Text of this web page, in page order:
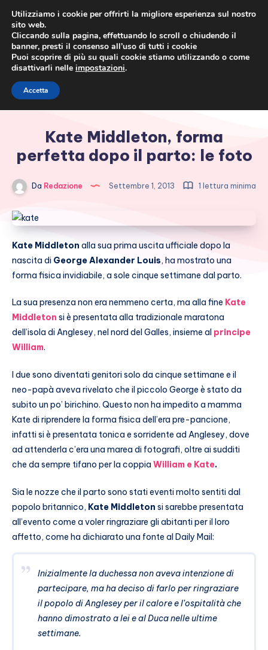
Kate Middleton, forma
perfetta dopo il parto: le foto
Da Redazione Settembre 1, 2013 1 lettura minima
Kate Middleton alla sua prima uscita ufficiale dopo la
nascita di George Alexander Louis, ha mostrato una
forma fisica invidiabile, a sole cinque settimane dal parto.
La sua presenza non era nemmeno certa, ma alla fine Kate
Middleton si è presentata alla tradizionale maratona
dell’isola di Anglesey, nel nord del Galles, insieme al principe
William.
I due sono diventati genitori solo da cinque settimane e il
neo-papà aveva rivelato che il piccolo George è stato da
subito un po’ birichino. Questo non ha impedito a mamma
Kate di riprendere la forma fisica dell’era pre-pancione,
infatti si è presentata tonica e sorridente ad Anglesey, dove
ad attenderla c’era una marea di fotografi, oltre ai sudditi
che da sempre tifano per la coppia William e Kate.
Sia le nozze che il parto sono stati eventi molto sentiti dal
popolo britannico, Kate Middleton si sarebbe presentata
all’evento come a voler ringraziare gli abitanti per il loro
affetto, come ha dichiarato una fonte al Daily Mail:
Inizialmente la duchessa non aveva intenzione di
partecipare, ma ha deciso di farlo per ringraziare
il popolo di Anglesey per il calore e l’ospitalità che
hanno dimostrato a lei e al Duca nelle ultime
settimane.
Utilizziamo i cookie per offrirti la migliore esperienza sul nostro
sito web.
Cliccando sulla pagina, effettuando lo scroll o chiudendo il
banner, presti il consenso all’uso di tutti i cookie
Puoi scoprire di più su quali cookie stiamo utilizzando o come
disattivarli nelle impostazioni.
Accetta